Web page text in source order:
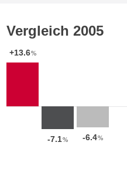
Vergleich 2005
+13.6%
-7.1% -6.4%